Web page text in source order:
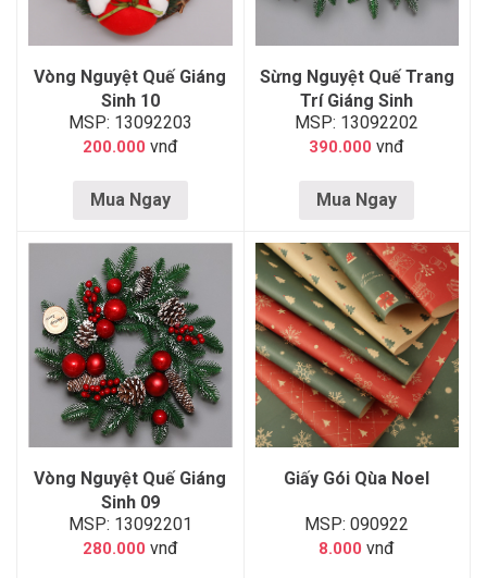
Vòng Nguyệt Quế Giáng
Sinh 10
MSP: 13092203
200.000 vnđ
Mua Ngay
Sừng Nguyệt Quế Trang
Trí Giáng Sinh
MSP: 13092202
390.000 vnđ
Mua Ngay
Vòng Nguyệt Quế Giáng
Sinh 09
MSP: 13092201
280.000 vnđ
Giấy Gói Qùa Noel
MSP: 090922
8.000 vnđ